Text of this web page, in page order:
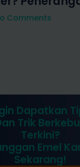
Comments
Dapatkan
Trik
Terkini?
Emel
Sekarang!